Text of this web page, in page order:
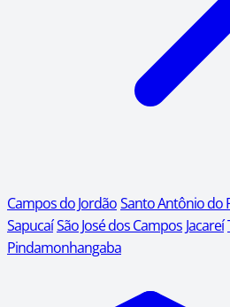
Campos do JordãoSanto Antônio do
SapucaíSão José dos Campos Jacareí
Pindamonhangaba